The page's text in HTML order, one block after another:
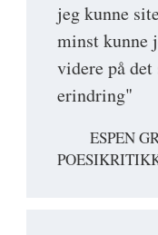
jeg kunne
minst kunne
videre på
erindring"
ESPEN